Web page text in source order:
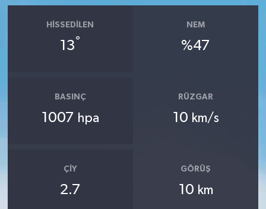
HISSEDILEN
13°
NEM
%47
BASINÇ
1007 hpa
RÜZGAR
10 km/s
ÇIY
2.7
GÖRÜŞ
10 km